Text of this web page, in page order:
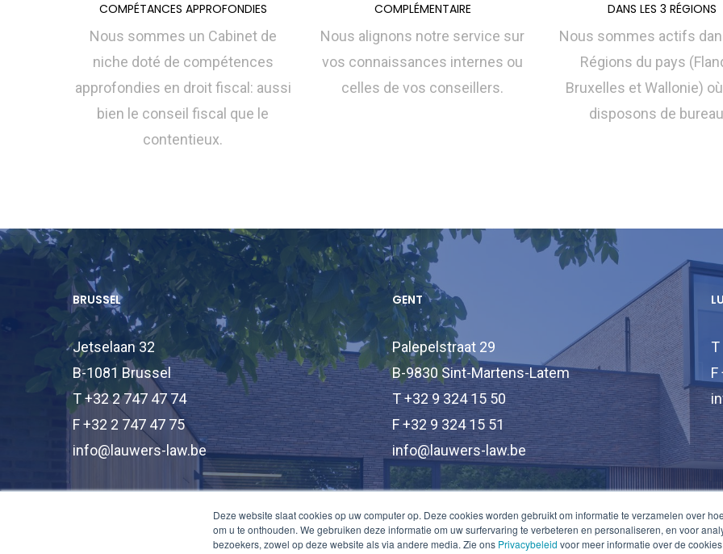
Deze website slaat cookies op uw computer op. Deze cookies worden gebruikt om informatie te verzamelen over
om u te onthouden. We gebruiken deze informatie om uw surfervaring te verbeteren en personaliseren, en voor
bezoekers, zowel op deze website als via andere media. Zie ons Privacybeleid voor meer informatie over de
COMPÉTANCES APPROFONDIES
Nous sommes un Cabinet de
niche doté de compétences
approfondies en droit fiscal: aussi
bien le conseil fiscal que le
contentieux.
COMPLÉMENTAIRE
Nous alignons notre service sur
vos connaissances internes ou
celles de vos conseillers.
DANS LES 3 RÉGIONS
Nous sommes actifs
Régions du pays
Bruxelles et Wallonie)
disposons de
BRUSSEL
Jetselaan 32
B-1081 Brussel
T +32 2 747 47 74
F +32 2 747 47 75
info@lauwers-law.be
GENT
Palepelstraat 29
B-9830 Sint-Martens-Latem
T +32 9 324 15 50
F +32 9 324 15 51
info@lauwers-law.be
F